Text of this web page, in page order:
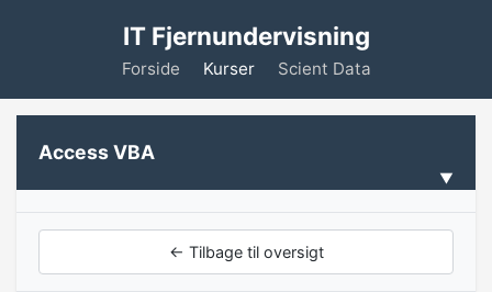
IT Fjernundervisning
Forside Kurser Scient Data
Access VBA
← Tilbage til oversigt